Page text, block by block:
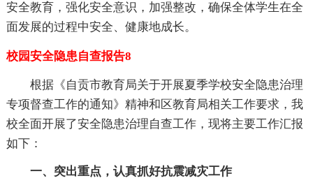
安全教育，强化安全意识，加强整改，确保全体学生在全
面发展的过程中安全、健康地成长。
校园安全隐患自查报告8
根据《自贡市教育局关于开展夏季学校安全隐患治理
专项督查工作的通知》精神和区教育局相关工作要求，我
校全面开展了安全隐患治理自查工作，现将主要工作汇报
如下：
一、突出重点，认真抓好抗震减灾工作